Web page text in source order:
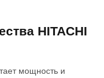
HITACHI
мощность и